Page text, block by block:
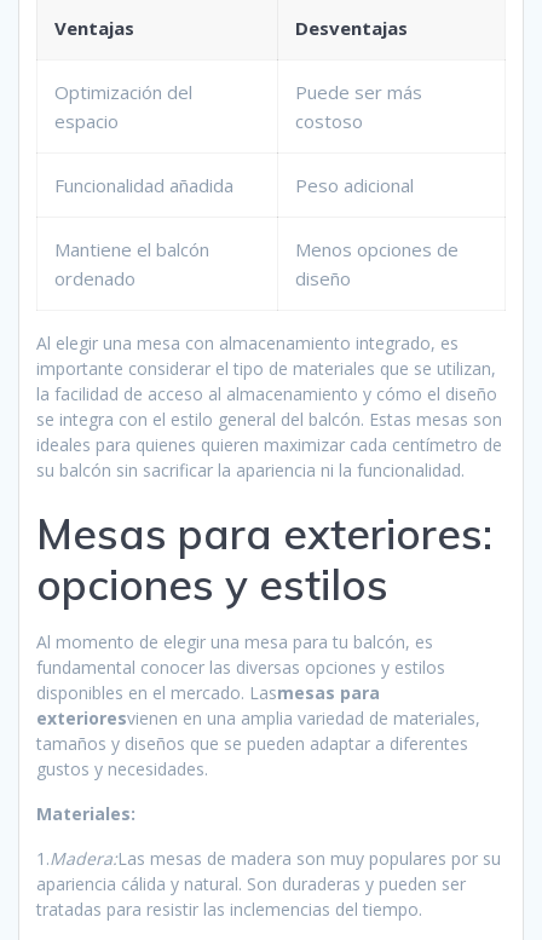
Ventajas Desventajas
Optimización del
espacio
Puede ser más
costoso
Funcionalidad añadida Peso adicional
Mantiene el balcón
ordenado
Menos opciones de
diseño
Al elegir una mesa con almacenamiento integrado, es
importante considerar el tipo de materiales que se utilizan,
la facilidad de acceso al almacenamiento y cómo el diseño
se integra con el estilo general del balcón. Estas mesas son
ideales para quienes quieren maximizar cada centímetro de
su balcón sin sacrificar la apariencia ni la funcionalidad.
Mesas para exteriores:
opciones y estilos
Al momento de elegir una mesa para tu balcón, es
fundamental conocer las diversas opciones y estilos
disponibles en el mercado. Lasmesas para
exterioresvienen en una amplia variedad de materiales,
tamaños y diseños que se pueden adaptar a diferentes
gustos y necesidades.
Materiales:
1.Madera:Las mesas de madera son muy populares por su
apariencia cálida y natural. Son duraderas y pueden ser
tratadas para resistir las inclemencias del tiempo.